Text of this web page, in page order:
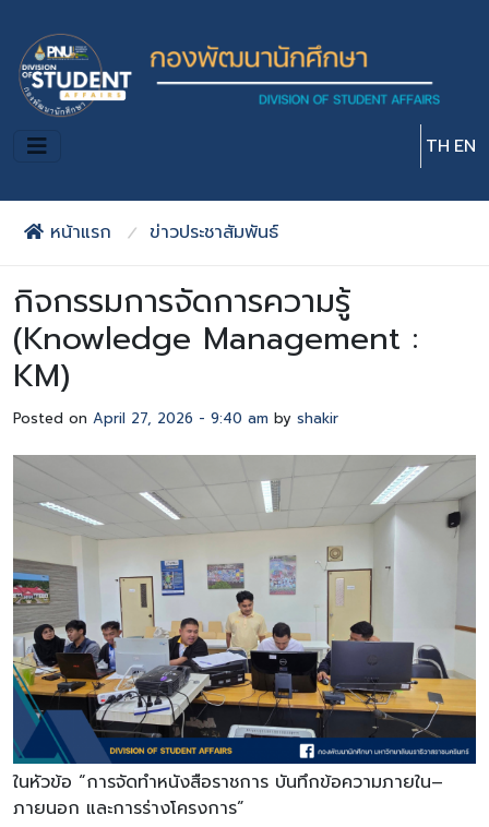
TH EN
หน้าแรก ข่าวประชาสัมพันธ์
กิจกรรมการจัดการความรู้
(Knowledge Management :
KM)
Posted on April 27, 2026 - 9:40 am by shakir
ในหัวข้อ “การจัดทำหนังสือราชการ บันทึกข้อความภายใน–
ภายนอก และการร่างโครงการ”